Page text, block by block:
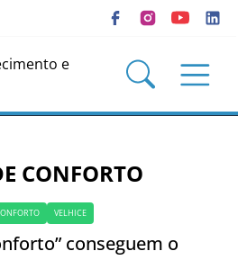
CONFORTO
VELHICE
conseguem o